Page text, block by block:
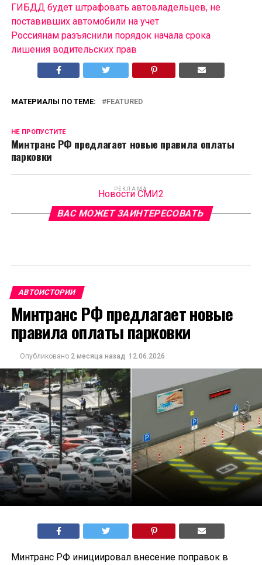
ГИБДД будет штрафовать автовладельцев, не
поставивших автомобили на учет
Россиянам разъяснили порядок начала срока
лишения водительских прав
МАТЕРИАЛЫ ПО ТЕМЕ: FEATURED
НЕ ПРОПУСТИТЕ
Минтранс РФ предлагает новые правила оплаты
парковки
РЕКЛАМА
Новости СМИ2
ВАС МОЖЕТ ЗАИНТЕРЕСОВАТЬ
АВТОИСТОРИИ
Минтранс РФ предлагает новые
правила оплаты парковки
Опубликовано 2 месяца назад 12.06.2026
Минтранс РФ инициировал внесение поправок в